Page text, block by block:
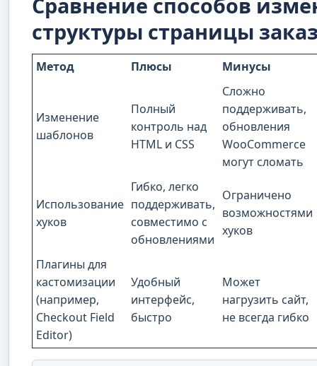
структуры страницы
Метод Плюсы Минусы
Изменение
шаблонов
Полный
контроль над
HTML и CSS
Сложно
поддерживать,
обновления
WooCommerce
могут сломать
Использование
хуков
Гибко, легко
поддерживать,
совместимо с
обновлениями
Ограничено
возможностями
хуков
Плагины для
кастомизации
(например,
Checkout Field
Editor)
Удобный
интерфейс,
быстро
Может
нагрузить сайт,
не всегда гибко